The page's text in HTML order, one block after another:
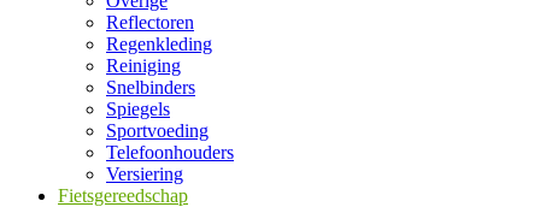
Reflectoren
Regenkleding
Reiniging
Snelbinders
Spiegels
Sportvoeding
Telefoonhouders
Versiering
Fietsgereedschap